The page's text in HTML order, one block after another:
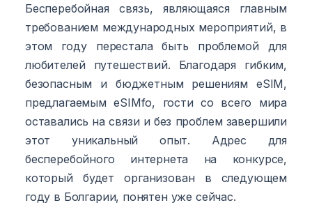
Бесперебойная связь, являющаяся главным
требованием международных мероприятий, в
этом году перестала быть проблемой для
любителей путешествий. Благодаря гибким,
безопасным и бюджетным решениям eSIM,
предлагаемым eSIMfo, гости со всего мира
оставались на связи и без проблем завершили
этот уникальный опыт. Адрес для
бесперебойного интернета на конкурсе,
который будет организован в следующем
году в Болгарии, понятен уже сейчас.